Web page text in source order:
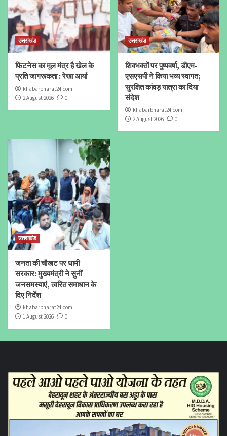
उत्तराखंड
फिटनेस का मूल मंत्र है खेल के
प्रति जागरूकता : रेखा आर्या
khabarbharat24.com
2 August 2026
0
उत्तराखंड
शिवभक्तों पर पुष्पवर्षा, डीएम-
एसएसपी ने किया भव्य स्वागत;
सुरक्षित कांवड़ यात्रा का दिया
संदेश
khabarbharat24.com
2 August 2026
0
उत्तराखंड
जनता की चौखट पर धामी
सरकार: मुख्यमंत्री ने सुनीं
जनसमस्याएं, त्वरित समाधान के
दिए निर्देश
khabarbharat24.com
1 August 2026
0